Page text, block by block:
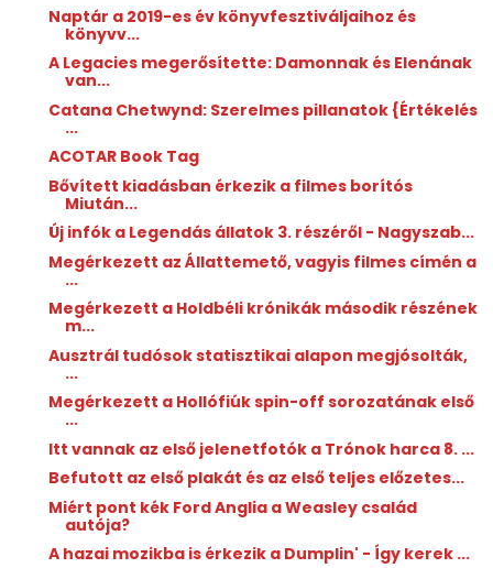
Naptár a 2019-es év könyvfesztiváljaihoz és
könyvv...
A Legacies megerősítette: Damonnak és Elenának
van...
Catana Chetwynd: Szerelmes ​pillanatok {Értékelés
...
ACOTAR Book Tag
Bővített kiadásban érkezik a filmes borítós
Miután...
Új infók a Legendás állatok 3. részéről - Nagyszab...
Megérkezett az Állattemető, vagyis filmes címén a
...
Megérkezett a Holdbéli krónikák második részének
m...
Ausztrál tudósok statisztikai alapon megjósolták,
...
Megérkezett a Hollófiúk spin-off sorozatának első
...
Itt vannak az első jelenetfotók a Trónok harca 8. ...
Befutott az első plakát és az első teljes előzetes...
Miért pont kék Ford Anglia a Weasley család
autója?
A hazai mozikba is érkezik a Dumplin' - Így kerek ...